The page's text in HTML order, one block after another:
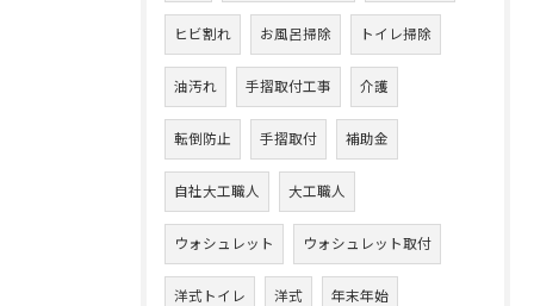
ヒビ割れ お風呂掃除 トイレ掃除
油汚れ 手摺取付工事 介護
転倒防止 手摺取付 補助金
自社大工職人 大工職人
ウォシュレット ウォシュレット取付
洋式トイレ 洋式 年末年始